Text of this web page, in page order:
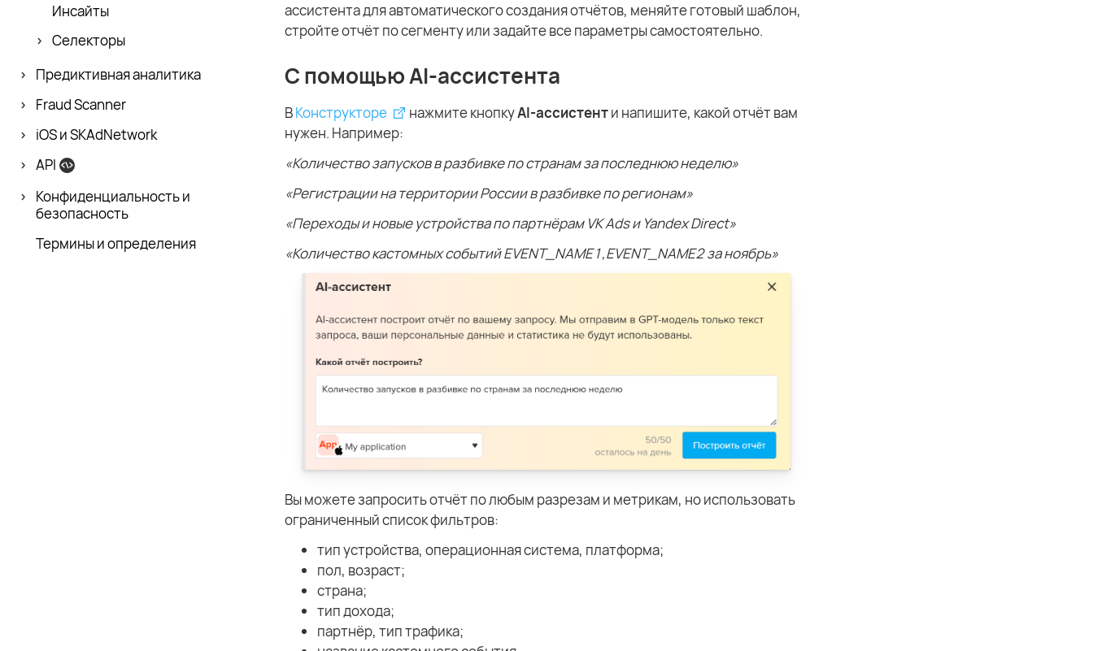
Инсайты
Селекторы
Предиктивная аналитика
Fraud Scanner
iOS и SKAdNetwork
API
Конфиденци­альность и
безопасность
Термины и определения
ассистента для автоматического создания отчётов, меняйте готовый шаблон,
стройте отчёт по сегменту или задайте все параметры самостоятельно.
С помощью AI-ассистента
ВКонструкторе нажмите кнопкуAI-ассистенти напишите, какой отчёт вам
нужен. Например:
«Количество запусков в разбивке по странам за последнюю неделю»
«Регистрации на территории России в разбивке по регионам»
«Переходы и новые устройства по партнёрам VK Ads и Yandex Direct»
«Количество кастомных событий EVENT_NAME1,EVENT_NAME2 за ноябрь»
Вы можете запросить отчёт по любым разрезам и метрикам, но использовать
ограниченный список фильтров:
тип устройства, операционная система, платформа;
пол, возраст;
страна;
тип дохода;
партнёр, тип трафика;